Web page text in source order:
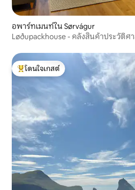
อพาร์ทเมนท์ใน Sørvágur
Løðupackhouse - คลังสินค้าประวัติ
โดนใจเกสต์ที่สุด
โดนใจเกสต์